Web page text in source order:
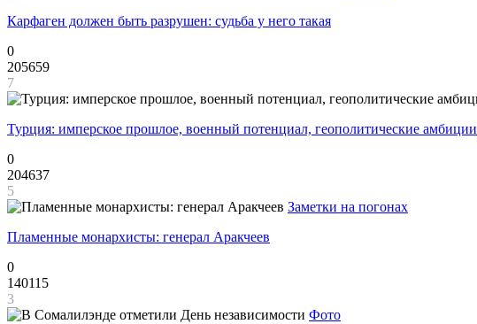
Карфаген должен быть разрушен: судьба у него такая
0
205659
7
Турция: имперское прошлое, военный потенциал, геополитические амбиции
0
204637
5
Заметки на погонах
Пламенные монархисты: генерал Аракчеев
0
140115
3
Фото